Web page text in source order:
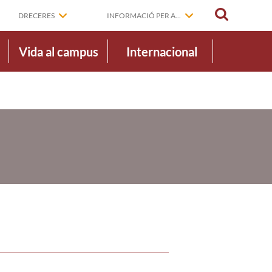
DRECERES INFORMACIÓ PER A...
Vida al campus Internacional